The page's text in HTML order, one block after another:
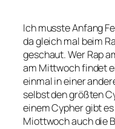
Ich musste Anfang
da gleich mal beim
geschaut. Wer Rap
am Mittwoch findet
einmal in einer
selbst den größten
einem Cypher gibt
Miottwoch auch die